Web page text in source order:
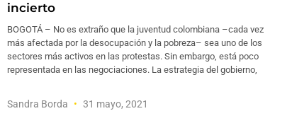
incierto
BOGOTÁ – No es extraño que la juventud colombiana –cada vez
más afectada por la desocupación y la pobreza– sea uno de los
sectores más activos en las protestas. Sin embargo, está poco
representada en las negociaciones. La estrategia del gobierno,
Sandra Borda 31 mayo, 2021